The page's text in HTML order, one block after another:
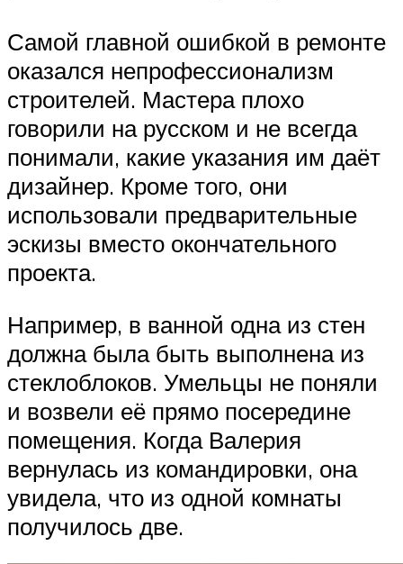
Самой главной ошибкой в ремонте
оказался непрофессионализм
строителей. Мастера плохо
говорили на русском и не всегда
понимали, какие указания им даёт
дизайнер. Кроме того, они
использовали предварительные
эскизы вместо окончательного
проекта.
Например, в ванной одна из стен
должна была быть выполнена из
стеклоблоков. Умельцы не поняли
и возвели её прямо посередине
помещения. Когда Валерия
вернулась из командировки, она
увидела, что из одной комнаты
получилось две.